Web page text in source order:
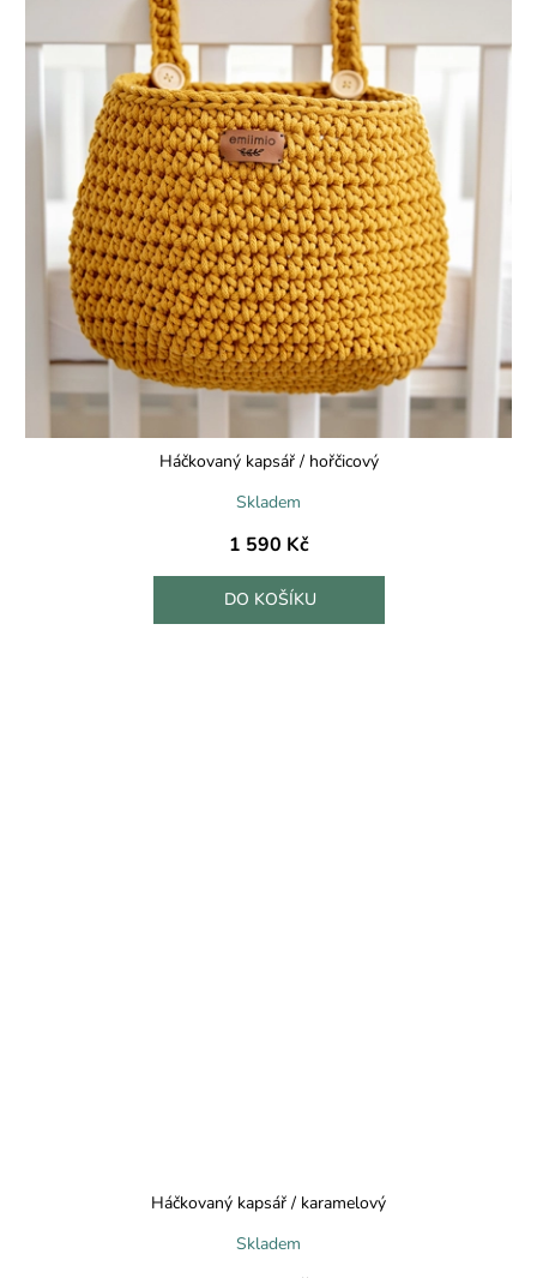
Háčkovaný kapsář / hořčicový
Skladem
1 590 Kč
DO KOŠÍKU
Háčkovaný kapsář / karamelový
Skladem